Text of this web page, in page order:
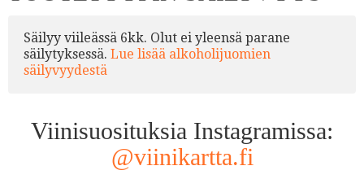
Säilyy viileässä 6kk. Olut ei yleensä parane
säilytyksessä. Lue lisää alkoholijuomien
säilyvyydestä
Viinisuosituksia Instagramissa:
@viinikartta.fi